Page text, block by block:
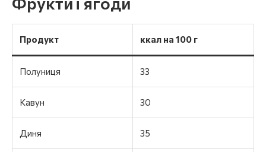
Продукт ккал на 100 г
Полуниця 33
Кавун 30
Диня 35